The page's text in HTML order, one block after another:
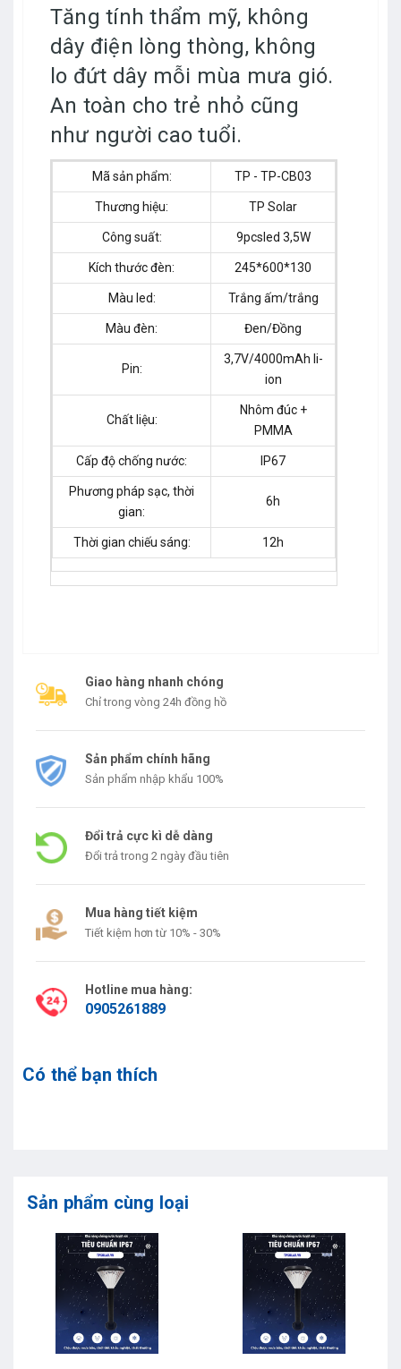
Tăng tính thẩm mỹ, không
dây điện lòng thòng, không
lo đứt dây mỗi mùa mưa gió.
An toàn cho trẻ nhỏ cũng
như người cao tuổi.
Mã sản phẩm: TP - TP-CB03
Thương hiệu: TP Solar
Công suất: 9pcsled 3,5W
Kích thước đèn: 245*600*130
Màu led: Trắng ấm/trắng
Màu đèn: Đen/Đồng
Pin:
3,7V/4000mAh li-
ion
Chất liệu:
Nhôm đúc +
PMMA
Cấp độ chống nước: IP67
Phương pháp sạc, thời
gian:
6h
Thời gian chiếu sáng: 12h
Giao hàng nhanh chóng
Chỉ trong vòng 24h đồng hồ
Sản phẩm chính hãng
Sản phẩm nhập khẩu 100%
Đổi trả cực kì dễ dàng
Đổi trả trong 2 ngày đầu tiên
Mua hàng tiết kiệm
Tiết kiệm hơn từ 10% - 30%
Hotline mua hàng:
0905261889
Có thể bạn thích
Sản phẩm cùng loại